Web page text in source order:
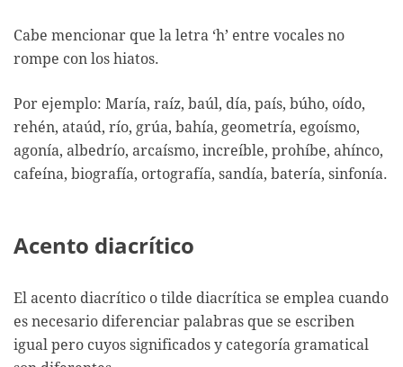
Cabe mencionar que la letra ‘h’ entre vocales no
rompe con los hiatos.
Por ejemplo: María, raíz, baúl, día, país, búho, oído,
rehén, ataúd, río, grúa, bahía, geometría, egoísmo,
agonía, albedrío, arcaísmo, increíble, prohíbe, ahínco,
cafeína, biografía, ortografía, sandía, batería, sinfonía.
Acento diacrítico
El acento diacrítico o tilde diacrítica se emplea cuando
es necesario diferenciar palabras que se escriben
igual pero cuyos significados y categoría gramatical